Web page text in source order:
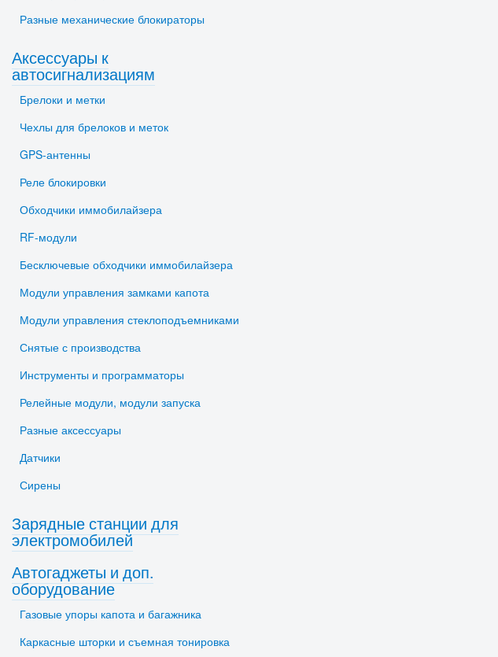
Разные механические блокираторы
Аксессуары к
автосигнализациям
Брелоки и метки
Чехлы для брелоков и меток
GPS-антенны
Реле блокировки
Обходчики иммобилайзера
RF-модули
Бесключевые обходчики иммобилайзера
Модули управления замками капота
Модули управления стеклоподъемниками
Снятые с производства
Инструменты и программаторы
Релейные модули, модули запуска
Разные аксессуары
Датчики
Сирены
Зарядные станции для
электромобилей
Автогаджеты и доп.
оборудование
Газовые упоры капота и багажника
Каркасные шторки и съемная тонировка